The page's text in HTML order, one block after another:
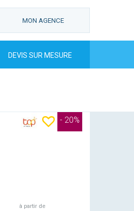
MON AGENCE
DEVIS SUR MESURE
- 20%
à partir de